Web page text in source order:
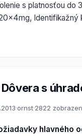
s platnosťou do
Identifikažný
Dôvera s
·ornst·2822
hlavného